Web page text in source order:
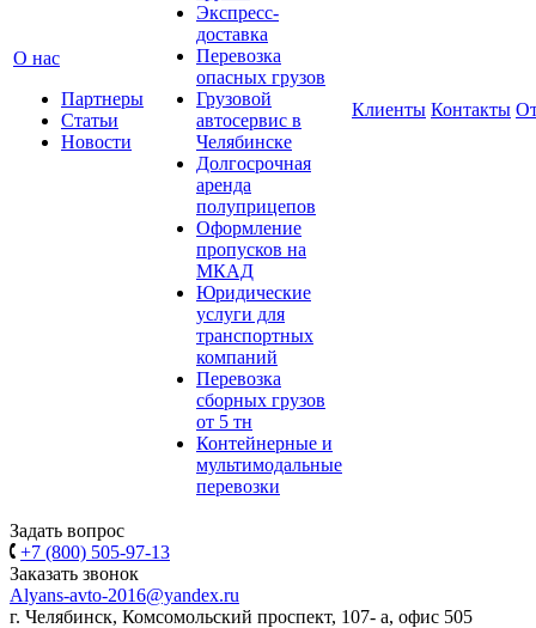
О нас
Партнеры
Статьи
Новости
Экспресс-
доставка
Перевозка
опасных грузов
Грузовой
автосервис в
Челябинске
Долгосрочная
аренда
полуприцепов
Оформление
пропусков на
МКАД
Юридические
услуги для
транспортных
компаний
Перевозка
сборных грузов
от 5 тн
Контейнерные и
мультимодальные
перевозки
Клиенты Контакты
Задать вопрос
+7 (800) 505-97-13
Заказать звонок
Alyans-avto-2016@yandex.ru
г. Челябинск, Комсомольский проспект, 107- а, офис 505